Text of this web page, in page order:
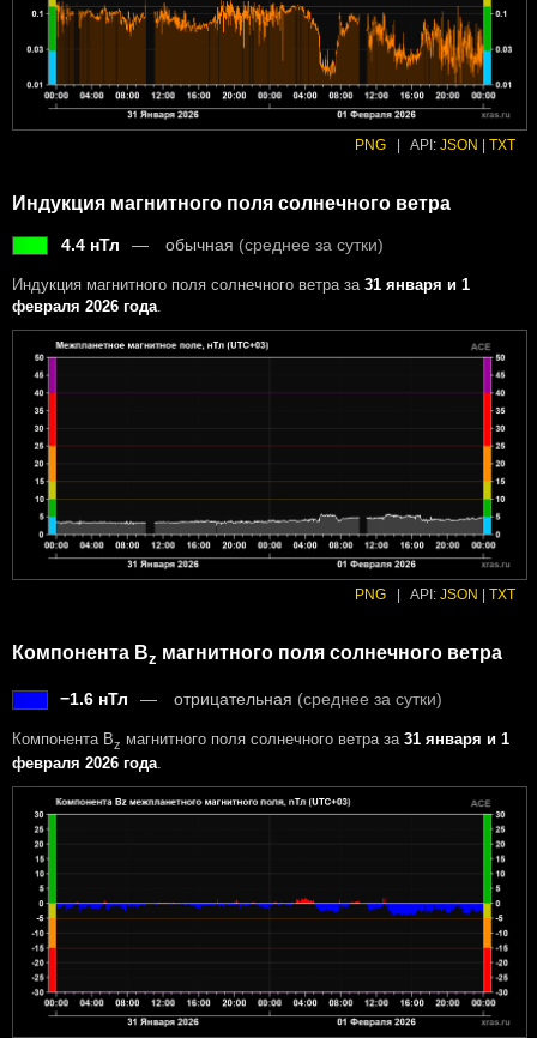
PNG | API: JSON | TXT
Индукция магнитного поля солнечного ветра
4.4 нТл обычная (среднее за сутки)
Индукция магнитного поля солнечного ветра за 31 января и 1
февраля 2026 года
PNG API: JSON TXT
Компонента Bz магнитного поля солнечного ветра
−1.6 нТл отрицательная (среднее за сутки)
Компонента Bz магнитного поля солнечного ветра за 31 января и 1
февраля 2026 года.